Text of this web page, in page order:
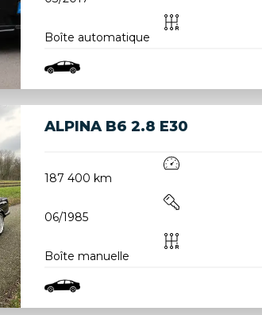
Boîte automatique
ALPINA B6 2.8 E30
187 400 km
06/1985
Boîte manuelle